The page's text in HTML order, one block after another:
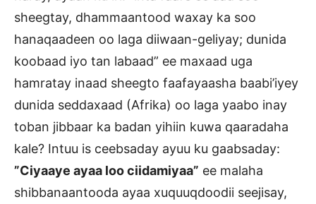
sheegtay, dhammaantood waxay ka soo
hanaqaadeen oo laga diiwaan-geliyay; dunida
koobaad iyo tan labaad” ee maxaad uga
hamratay inaad sheegto faafayaasha baabi’iyey
dunida seddaxaad (Afrika) oo laga yaabo inay
toban jibbaar ka badan yihiin kuwa qaaradaha
kale? Intuu is ceebsaday ayuu ku gaabsaday:
”Ciyaaye ayaa loo ciidamiyaa” ee malaha
shibbanaantooda ayaa xuquuqdoodii seejisay,